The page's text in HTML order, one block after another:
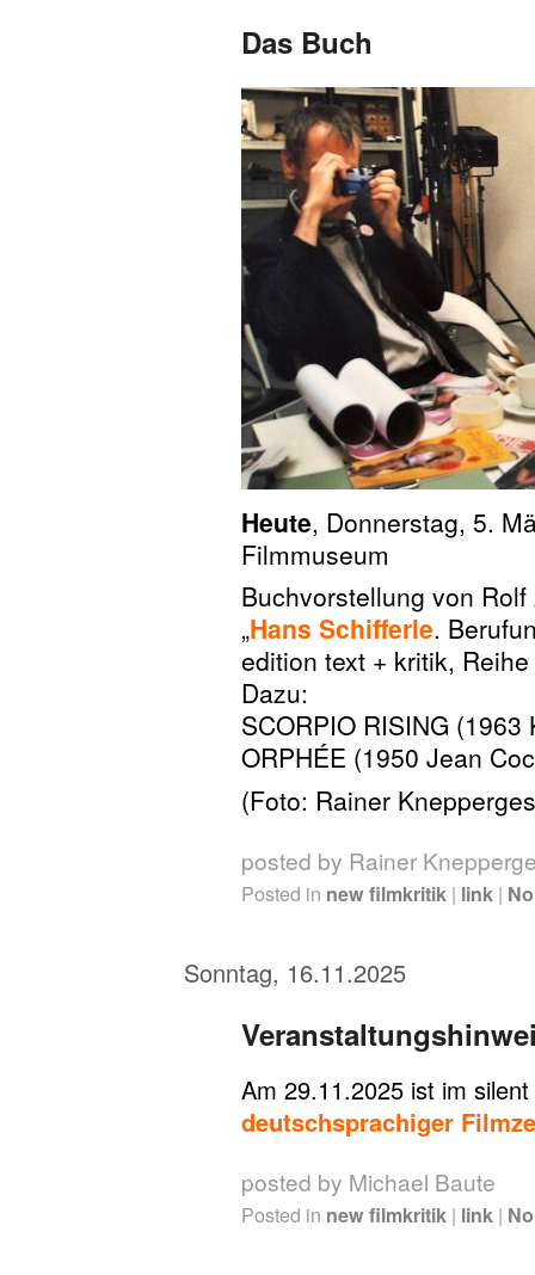
Das Buch
Heute, Donnerstag, 5.
Filmmuseum
Buchvorstellung von
„Hans Schifferle.
edition text + kritik, Reihe
Dazu:
SCORPIO RISING
ORPHÉE (1950 Jean
(Foto: Rainer
posted by Rainer
Posted in new filmkritik | link |
Sonntag, 16.11.2025
Am 29.11.2025 ist im
deutschsprachiger
posted by Michael Baute
Posted in new filmkritik | link |